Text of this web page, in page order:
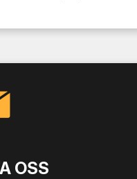
OSS